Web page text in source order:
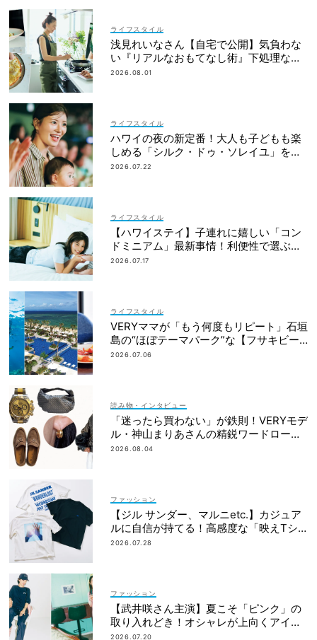
ライフスタイル
浅見れいなさん【自宅で公開】気負わな
い『リアルなおもてなし術』下処理なし
レシピや愛用品も
2026.08.01
ライフスタイル
ハワイの夜の新定番！大人も子どもも楽
しめる「シルク・ドゥ・ソレイユ」を体
験
2026.07.22
ライフスタイル
【ハワイステイ】子連れに嬉しい「コン
ドミニアム」最新事情！利便性で選ぶな
ら？
2026.07.17
ライフスタイル
VERYママが「もう何度もリピート」石垣
島の“ほぼテーマパーク”な【フサキビー
チリゾート】が大注目
2026.07.06
読み物・インタビュー
「迷ったら買わない」が鉄則！VERYモデ
ル・神山まりあさんの精鋭ワードローブ1
2選
2026.08.04
ファッション
【ジル サンダー、マルニetc.】カジュア
ルに自信が持てる！高感度な「映えTシ
ャツ」7選
2026.07.28
ファッション
【武井咲さん主演】夏こそ「ピンク」の
取り入れどき！オシャレが上向くアイデ
ィア6選
2026.07.20